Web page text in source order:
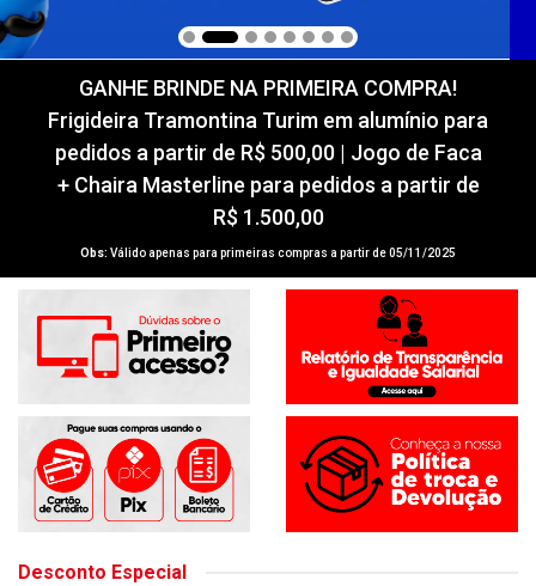
GANHE BRINDE NA PRIMEIRA COMPRA!
Frigideira Tramontina Turim em alumínio para
pedidos a partir de R$ 500,00 | Jogo de Faca
+ Chaira Masterline para pedidos a partir de
R$ 1.500,00
Obs: Válido apenas para primeiras compras a partir de 05/11/2025
Desconto Especial